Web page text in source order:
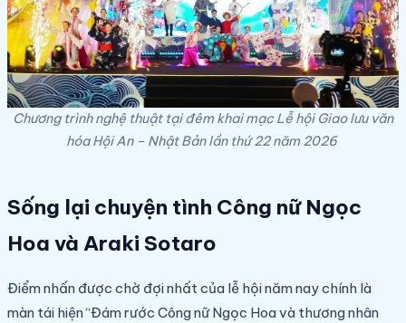
Chương trình nghệ thuật tại đêm khai mạc Lễ hội Giao lưu văn
hóa Hội An – Nhật Bản lần thứ 22 năm 2026
Sống lại chuyện tình Công nữ Ngọc
Hoa và Araki Sotaro
Điểm nhấn được chờ đợi nhất của lễ hội năm nay chính là
màn tái hiện “Đám rước Công nữ Ngọc Hoa và thương nhân